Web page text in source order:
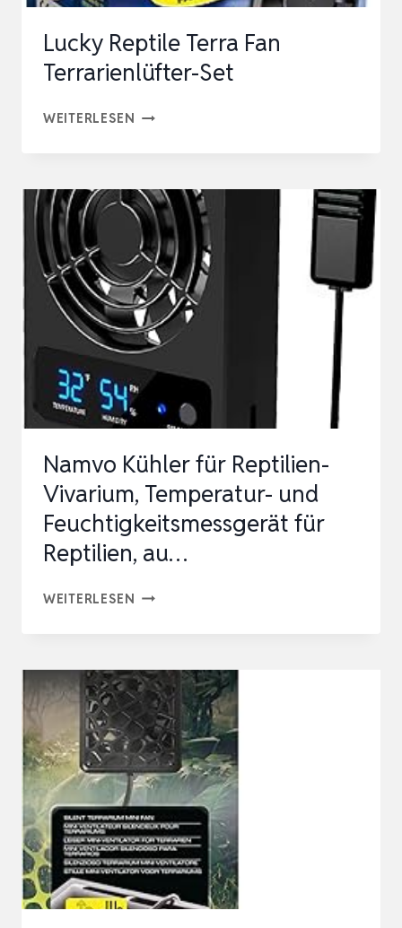
Lucky Reptile Terra Fan
Terrarienlüfter-Set
WEITERLESEN LUCKY
FAN
TERRARIENLÜFTER-
SET
Namvo Kühler für Reptilien-
Vivarium, Temperatur- und
Feuchtigkeitsmessgerät für
Reptilien, au…
WEITERLESEN NAMVO
REPTILIEN-
VIVARIUM,
TEMPERATUR-
UND
FEUCHTIGKEITSMESSGERÄT
FÜR
REPTILIEN,
AU…